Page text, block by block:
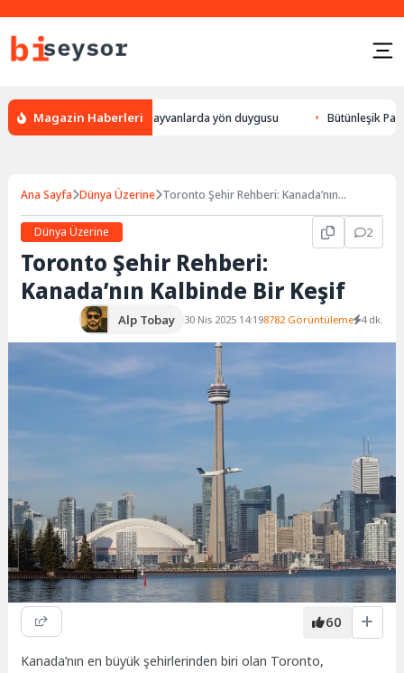
Magazin Haberleri
leylek yön bulması, hayvanlarda yön duygusu Bütünleşik
Ana Sayfa Dünya Üzerine Toronto Şehir Rehberi: Kanada’nın
Dünya Üzerine
2
Toronto Şehir Rehberi:
Kanada’nın Kalbinde Bir Keşif
Alp Tobay 30 Nis 2025 14:198782 Görüntüleme 4 dk.
60
Kanada’nın en büyük şehirlerinden biri olan Toronto,